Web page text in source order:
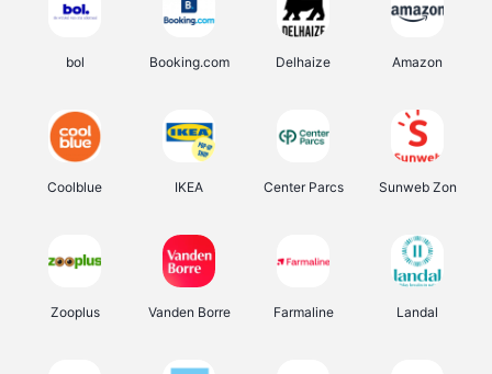
bol Booking.com Delhaize Amazon
Coolblue IKEA Center Parcs Sunweb Zon
Zooplus Vanden Borre Farmaline Landal